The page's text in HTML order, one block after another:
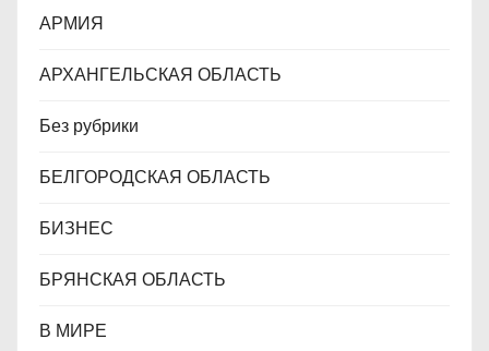
м
АРМИЯ
АРХАНГЕЛЬСКАЯ ОБЛАСТЬ
Без рубрики
БЕЛГОРОДСКАЯ ОБЛАСТЬ
БИЗНЕС
БРЯНСКАЯ ОБЛАСТЬ
В МИРЕ